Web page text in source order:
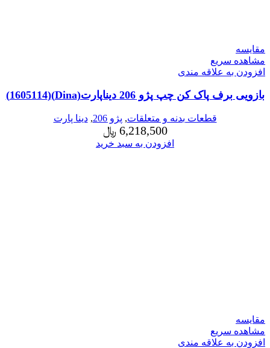
مقایسه
مشاهده سریع
افزودن به علاقه مندی
بازویی برف پاک کن چپ پژو 206 دیناپارت(Dina)(1605114)
قطعات بدنه و متعلقات, پژو 206 ,دینا پارت
6,218,500 ﷼
افزودن به سبد خرید
مقایسه
مشاهده سریع
افزودن به علاقه مندی